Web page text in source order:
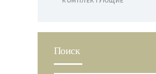
Поиск